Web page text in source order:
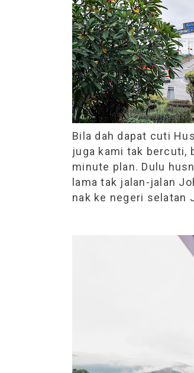
Bila dah dapat cuti
juga kami tak bercuti,
minute plan. Dulu
lama tak jalan-jalan
nak ke negeri selatan